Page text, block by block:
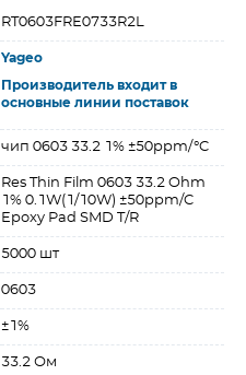
RT0603FRE0733R2L
Yageo
Производитель входит в
основные линии поставок
чип 0603 33.2 1% ±50ppm/°C
Res Thin Film 0603 33.2 Ohm
1% 0.1W(1/10W) ±50ppm/C
Epoxy Pad SMD T/R
5000 шт
0603
±1%
33.2 Ом